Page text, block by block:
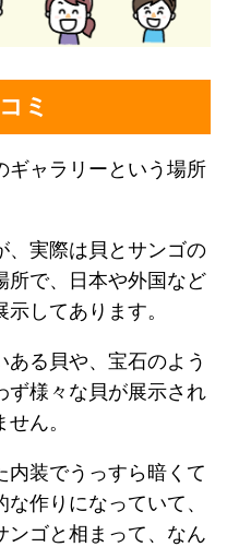
ミ
ギャラリーという場所
、実際は貝とサンゴの
所で、日本や外国など
してあります。
ある貝や、宝石のよう
ず様々な貝が展示され
ん。
内装でうっすら暗くて
作りになっていて、
ンゴと相まって、なん